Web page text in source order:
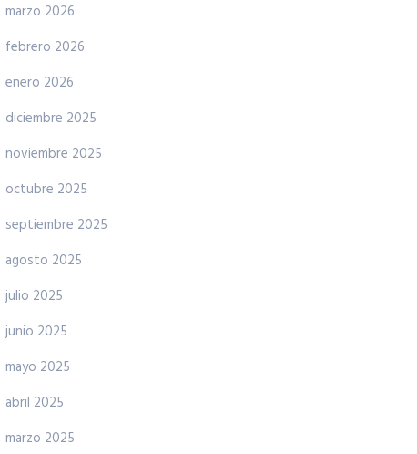
marzo 2026
febrero 2026
enero 2026
diciembre 2025
noviembre 2025
octubre 2025
septiembre 2025
agosto 2025
julio 2025
junio 2025
mayo 2025
abril 2025
marzo 2025